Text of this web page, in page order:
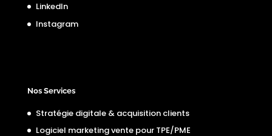
LinkedIn
Instagram
Nos Services
Stratégie digitale & acquisition clients
Logiciel marketing vente pour TPE/PME